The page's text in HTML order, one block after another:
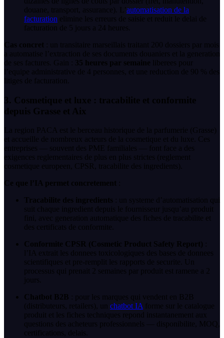
douane, transport, assurance). L’automatisation de la
facturation elimine les erreurs de saisie et reduit le delai de
facturation de 5 jours a 24 heures.
Cas concret : un transitaire marseillais traitant 200 dossiers par mois
a automatise l’extraction de ses documents douaniers et la generation
de ses factures. Gain : 35 heures par semaine liberees pour
l’equipe administrative de 4 personnes, et une reduction de 90 % des
litiges de facturation.
3. Cosmetique et luxe : tracabilite et conformite
depuis Grasse et Aix
La region PACA est le berceau historique de la parfumerie (Grasse)
et accueille de nombreux acteurs de la cosmetique et du luxe. Ces
entreprises — souvent des PME familiales — font face a des
exigences reglementaires de plus en plus strictes (reglement
cosmetique europeen, CPSR, tracabilite des ingredients).
Ce que l’IA permet concretement
Tracabilite des ingredients : un systeme d’automatisation qui
suit chaque ingredient depuis le fournisseur jusqu’au produit
fini, avec generation automatique des fiches de tracabilite et
des certificats de conformite.
Conformite CPSR (Cosmetic Product Safety Report)
l’IA extrait les donnees toxicologiques des bases de donnees
scientifiques et pre-remplit les rapports de securite. Un
processus qui prenait 2 semaines par produit est ramene a 2
jours.
Chatbot B2B : pour les marques qui vendent en B2B
(distributeurs, retailers), un chatbot IA forme sur le catalogue
produit et les fiches techniques repond instantanement aux
questions des acheteurs professionnels — disponibilite, MOQ,
certifications, delais.